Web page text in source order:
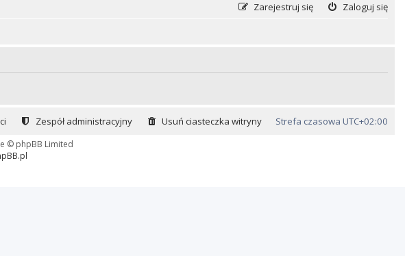
Zaloguj się
Zarejestruj się
Strefa czasowa UTC+02:00
Usuń ciasteczka witryny
Zespół administracyjny
© phpBB Limited